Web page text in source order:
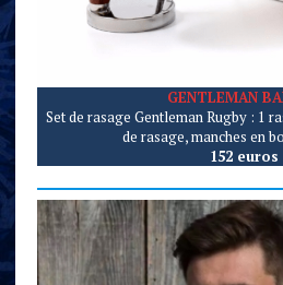
GENTLEMAN
Set de rasage Gentleman Rugby : 1
de rasage, manches en
152 euros